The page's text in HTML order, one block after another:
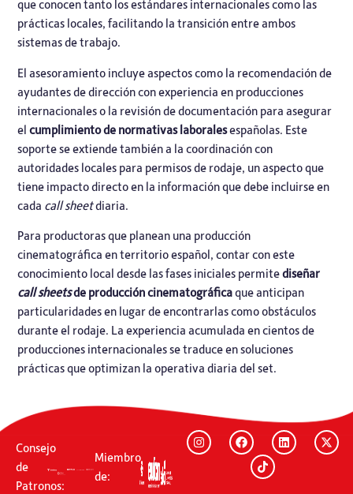
que conocen tanto los estándares internacionales como las
prácticas locales, facilitando la transición entre ambos
sistemas de trabajo.
El asesoramiento incluye aspectos como la recomendación de
ayudantes de dirección con experiencia en producciones
internacionales o la revisión de documentación para asegurar
elcumplimiento de normativas laboralesespañolas. Este
soporte se extiende también a la coordinación con
autoridades locales para permisos de rodaje, un aspecto que
tiene impacto directo en la información que debe incluirse en
cada call sheetdiaria.
Para productoras que planean una producción
cinematográfica en territorio español, contar con este
conocimiento local desde las fases iniciales permitediseñar
call sheetsde producción cinematográficaque anticipan
particularidades en lugar de encontrarlas como obstáculos
durante el rodaje. La experiencia acumulada en cientos de
producciones internacionales se traduce en soluciones
prácticas que optimizan la operativa diaria del set.
Consejo
de
Patronos:
Miembro
de: